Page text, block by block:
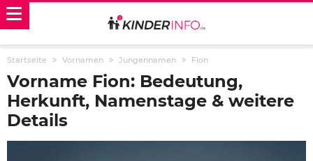
Startseite Vornamen Jungennamen Fion
Vorname Fion: Bedeutung,
Herkunft, Namenstage & weitere
Details